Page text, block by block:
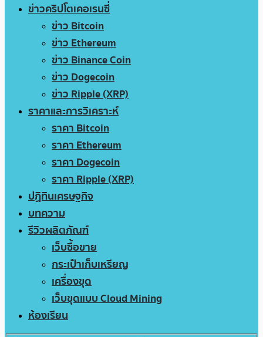
ข่าวคริปโตเคอเรนซี่
ข่าว Bitcoin
ข่าว Ethereum
ข่าว Binance Coin
ข่าว Dogecoin
ข่าว Ripple (XRP)
ราคาและการวิเคราะห์
ราคา Bitcoin
ราคา Ethereum
ราคา Dogecoin
ราคา Ripple (XRP)
ปฏิทินเศรษฐกิจ
บทความ
รีวิวผลิตภัณฑ์
เว็บซื้อขาย
กระเป๋าเก็บเหรียญ
เครื่องขุด
เว็บขุดแบบ Cloud Mining
ห้องเรียน